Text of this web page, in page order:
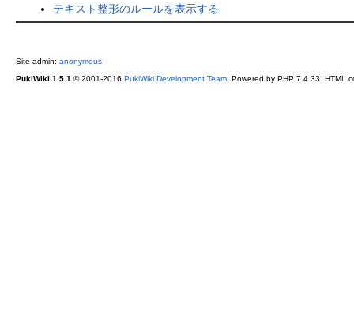
テキスト整形のルールを表示する
Site admin: anonymous
PukiWiki 1.5.1 © 2001-2016 PukiWiki Development Team. Powered by PHP 7.4.33. HTML